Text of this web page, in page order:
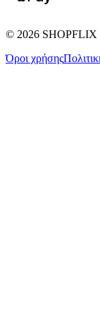
© 2026 SHOPFLIX
Όροι χρήσης